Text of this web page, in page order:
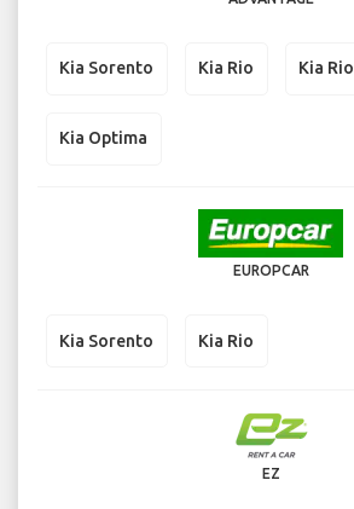
Kia Sorento Kia Rio Kia Rio
Kia Optima
EUROPCAR
Kia Sorento Kia Rio
EZ